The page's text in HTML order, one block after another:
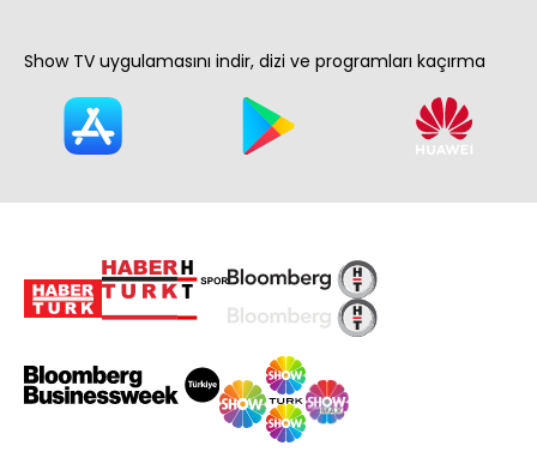
Show TV uygulamasını indir, dizi ve programları kaçırma